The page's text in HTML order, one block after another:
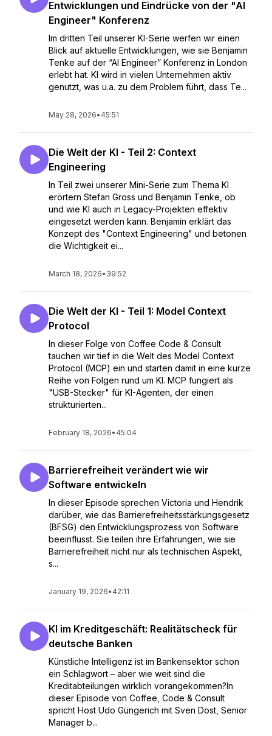
Entwicklungen und Eindrücke von der "AI
Engineer" Konferenz
Im dritten Teil unserer KI-Serie werfen wir einen
Blick auf aktuelle Entwicklungen, wie sie Benjamin
Tenke auf der “AI Engineer” Konferenz in London
erlebt hat. KI wird in vielen Unternehmen aktiv
genutzt, was u.a. zu dem Problem führt, dass Te...
May 28, 2026• 45:51
Die Welt der KI - Teil 2: Context
Engineering
In Teil zwei unserer Mini-Serie zum Thema KI
erörtern Stefan Gross und Benjamin Tenke, ob
und wie KI auch in Legacy-Projekten effektiv
eingesetzt werden kann. Benjamin erklärt das
Konzept des "Context Engineering" und betonen
die Wichtigkeit ei...
March 18, 2026• 39:52
Die Welt der KI - Teil 1: Model Context
Protocol
In dieser Folge von Coffee Code & Consult
tauchen wir tief in die Welt des Model Context
Protocol (MCP) ein und starten damit in eine kurze
Reihe von Folgen rund um KI. MCP fungiert als
"USB-Stecker" für KI-Agenten, der einen
strukturierten...
February 18, 2026• 45:04
Barrierefreiheit verändert wie wir
Software entwickeln
In dieser Episode sprechen Victoria und Hendrik
darüber, wie das Barrierefreiheitsstärkungsgesetz
(BFSG) den Entwicklungsprozess von Software
beeinflusst. Sie teilen ihre Erfahrungen, wie sie
Barrierefreiheit nicht nur als technischen Aspekt,
s...
January 19, 2026• 42:11
KI im Kreditgeschäft: Realitätscheck für
deutsche Banken
Künstliche Intelligenz ist im Bankensektor schon
ein Schlagwort – aber wie weit sind die
Kreditabteilungen wirklich vorangekommen?In
dieser Episode von Coffee, Code & Consult
spricht Host Udo Güngerich mit Sven Dost, Senior
Manager b...